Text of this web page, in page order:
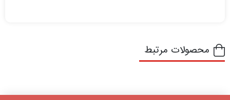
محصولات مرتبط